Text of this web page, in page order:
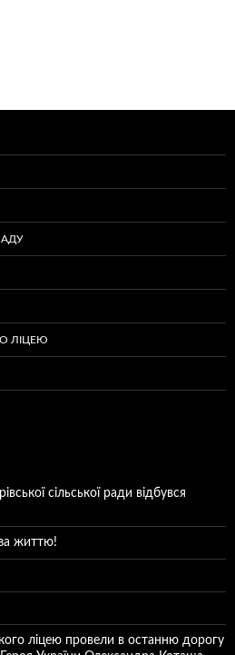
ЛІЦЕЮ
сільської ради відбувся
життю!
ліцею провели в останню дорогу